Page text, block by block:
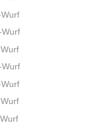
Wurf
Wurf
Wurf
Wurf